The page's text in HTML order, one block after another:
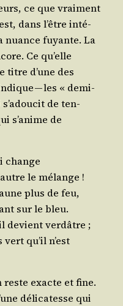
ce que vrai­ment
dans l’être inté­
nuance fuyante. La
Ce qu’elle
titre d’une des
— les « demi-
de ten­
s’a­nime de
change
le mélange !
plus de feu,
sur le bleu.
devient verdâtre ;
qu’il n’est
exacte et fine.
déli­ca­tesse qui